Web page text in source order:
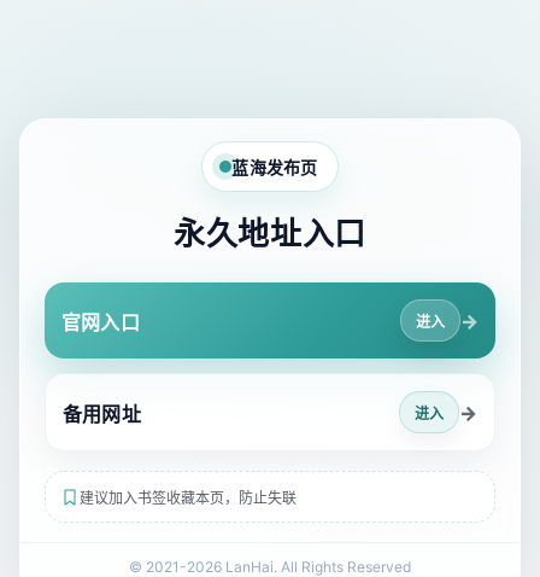
蓝海发布页
永久地址入口
官网入口 进入 →
备用网址 进入 →
建议加入书签收藏本页，防止失联
© 2021-2026 LanHai. All Rights Reserved